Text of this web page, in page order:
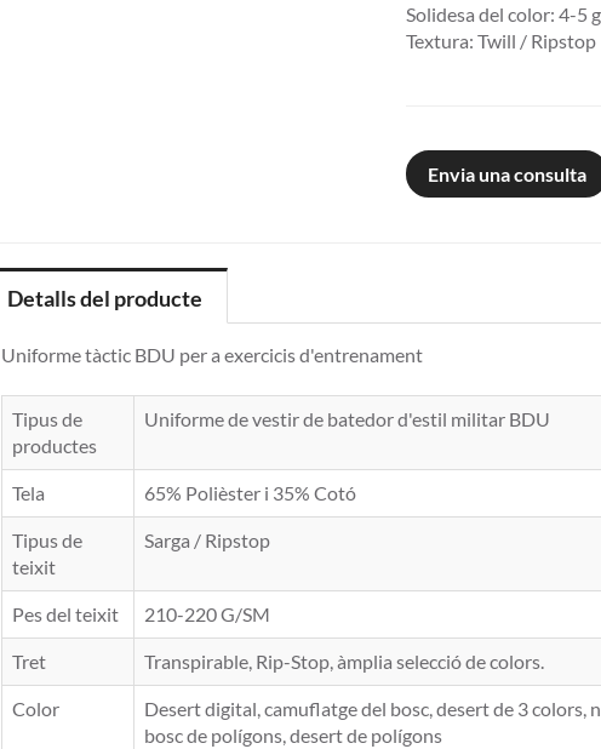
Solidesa del color: 4-5
Textura: Twill / Ripstop
Envia una consulta
Detalls del producte
Uniforme tàctic BDU per a exercicis d'entrenament
Tipus de
productes
Uniforme de vestir de batedor d'estil militar BDU
Tela 65% Polièster i 35% Cotó
Tipus de
teixit
Sarga / Ripstop
Pes del teixit 210-220 G/SM
Tret Transpirable, Rip-Stop, àmplia selecció de colors.
Color
Desert digital, camuflatge del bosc, desert de 3 colors,
bosc de polígons, desert de polígons